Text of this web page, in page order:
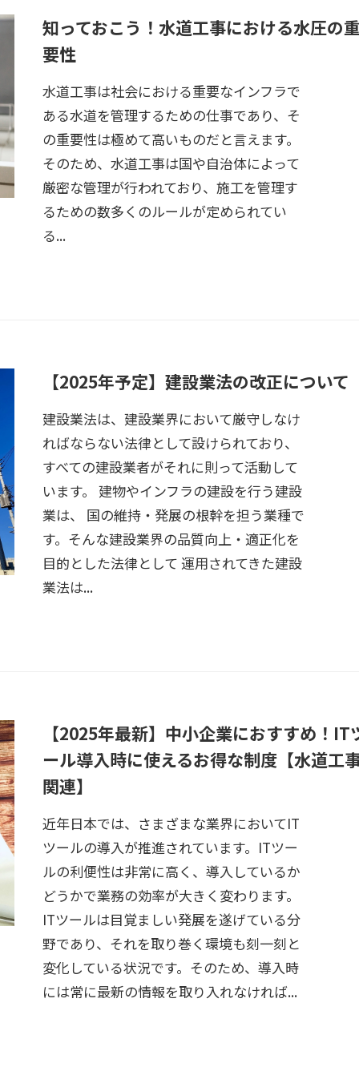
知っておこう！水道工事における水圧の
要性
水道工事は社会における重要なインフラで
ある水道を管理するための仕事であり、そ
の重要性は極めて高いものだと言えます。
そのため、水道工事は国や自治体によって
厳密な管理が行われており、施工を管理す
るための数多くのルールが定められてい
る...
【2025年予定】建設業法の改正について
建設業法は、建設業界において厳守しなけ
ればならない法律として設けられており、
すべての建設業者がそれに則って活動して
います。 建物やインフラの建設を行う建設
業は、 国の維持・発展の根幹を担う業種で
す。そんな建設業界の品質向上・適正化を
目的とした法律として 運用されてきた建設
業法は...
【2025年最新】中小企業におすすめ！IT
ール導入時に使えるお得な制度【水道工
関連】
近年日本では、さまざまな業界においてIT
ツールの導入が推進されています。ITツー
ルの利便性は非常に高く、導入しているか
どうかで業務の効率が大きく変わります。
ITツールは目覚ましい発展を遂げている分
野であり、それを取り巻く環境も刻一刻と
変化している状況です。そのため、導入時
には常に最新の情報を取り入れなければ...